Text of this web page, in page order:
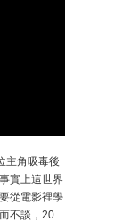
主角吸毒後
實上這世界
從電影裡學
不談，20